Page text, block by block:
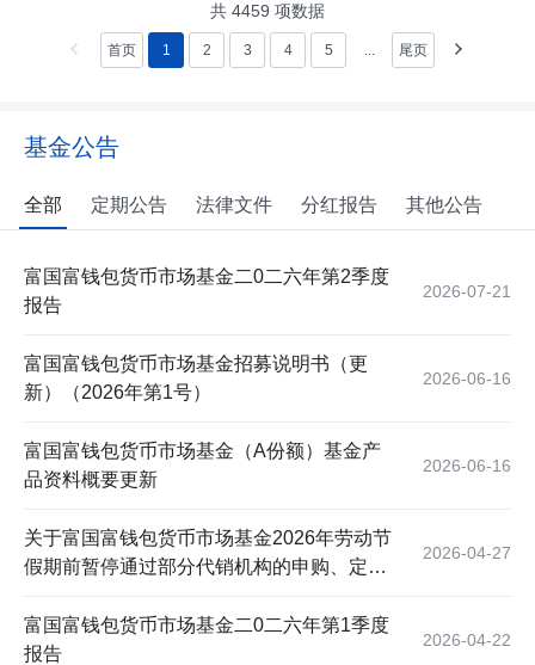
共 4459 项数据
首页 1 2 3 4 5 ... 尾页
基金公告
全部 定期公告 法律文件 分红报告 其他公告
富国富钱包货币市场基金二0二六年第2季度
报告
2026-07-21
富国富钱包货币市场基金招募说明书（更
新）（2026年第1号）
2026-06-16
富国富钱包货币市场基金（A份额）基金产
品资料概要更新
2026-06-16
关于富国富钱包货币市场基金2026年劳动节
假期前暂停通过部分代销机构的申购、定期
2026-04-27
富国富钱包货币市场基金二0二六年第1季度
报告
2026-04-22